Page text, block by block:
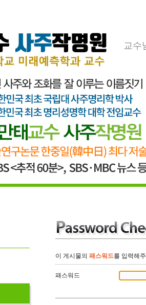
교수
이 게시물의 패스워드를 입력해
패스워드